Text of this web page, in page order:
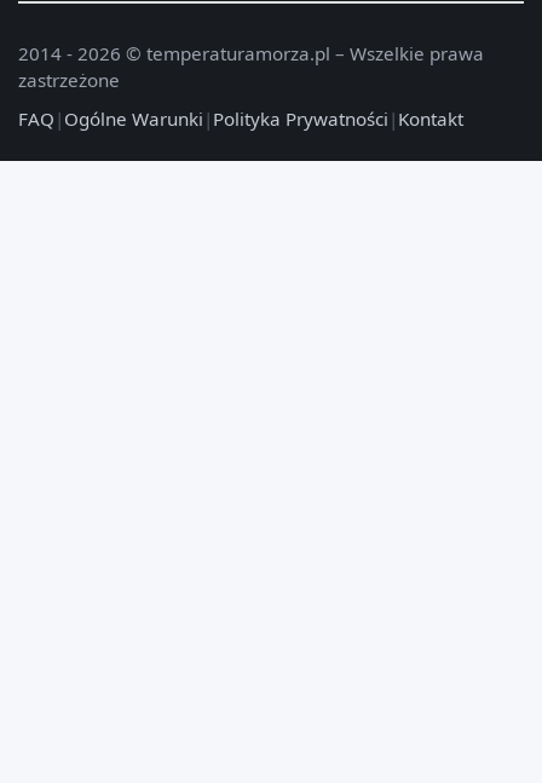
2014 - 2026 © temperaturamorza.pl – Wszelkie prawa
zastrzeżone
FAQ | Ogólne Warunki | Polityka Prywatności | Kontakt